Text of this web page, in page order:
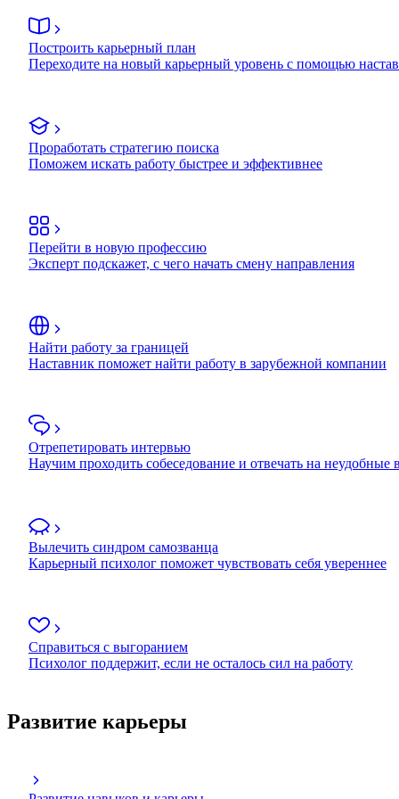
Построить карьерный план
Переходите на новый карьерный уровень с помощью
Проработать стратегию поиска
Поможем искать работу быстрее и эффективнее
Перейти в новую профессию
Эксперт подскажет, с чего начать смену направления
Найти работу за границей
Наставник поможет найти работу в зарубежной компании
Отрепетировать интервью
Научим проходить собеседование и отвечать на неудобные
Вылечить синдром самозванца
Карьерный психолог поможет чувствовать себя увереннее
Справиться с выгоранием
Психолог поддержит, если не осталось сил на работу
Развитие карьеры